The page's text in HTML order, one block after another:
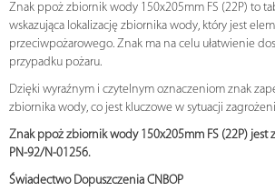
Znak ppoż zbiornik wody 150x205mm FS (22P) to
wskazująca lokalizację zbiornika wody, który jest
przeciwpożarowego. Znak ma na celu ułatwienie
przypadku pożaru.
Dzięki wyraźnym i czytelnym oznaczeniom znak
zbiornika wody, co jest kluczowe w sytuacji
Znak ppoż zbiornik wody 150x205mm FS (22P) jest
PN-92/N-01256.
Świadectwo Dopuszczenia CNBOP